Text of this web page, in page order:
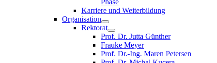
Karriere und Weiterbildung
Organisation
Rektorat
Prof. Dr. Jutta Günther
Frauke Meyer
Prof. Dr.-Ing. Maren Petersen